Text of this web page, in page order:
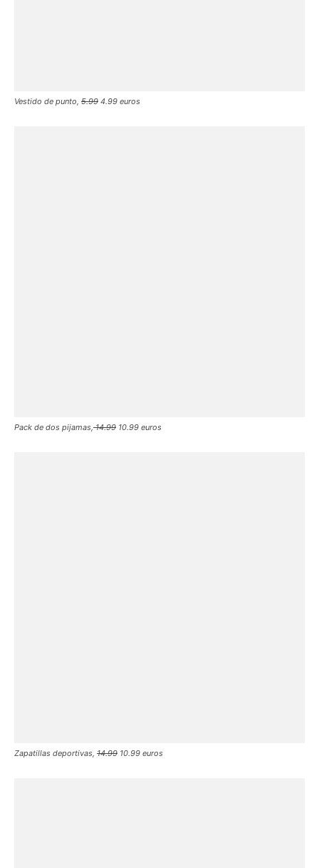
Vestido de punto, 5.99 4.99 euros
Pack de dos pijamas,14.99 10.99 euros
Zapatillas deportivas, 14.99 10.99 euros